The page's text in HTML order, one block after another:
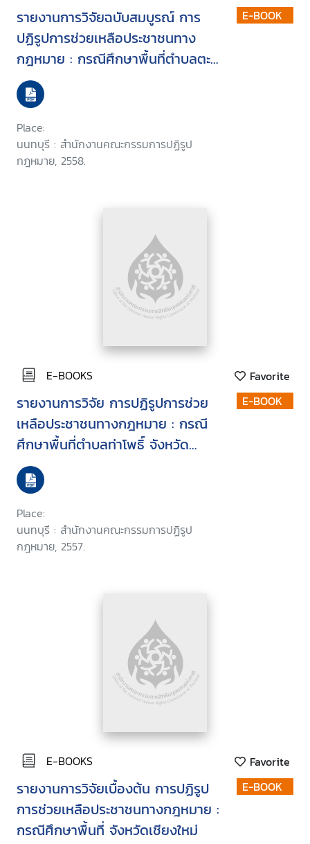
รายงานการวิจัยฉบับสมบูรณ์ การ
ปฏิรูปการช่วยเหลือประชาชนทาง
กฎหมาย : กรณีศึกษาพื้นที่ตำบลตะ
เสะ จังหวัดตรัง
Place:
นนทบุรี : สำนักงานคณะกรรมการปฏิรูป
กฎหมาย, 2558.
E-BOOK
E-BOOKS Favorite
รายงานการวิจัย การปฏิรูปการช่วย
เหลือประชาชนทางกฎหมาย : กรณี
ศึกษาพื้นที่ตำบลท่าโพธิ์ จังหวัด
พิษณุโลก และตำบลเข็กน้อย จังหวัด
เพชรบูรณ์
Place:
นนทบุรี : สำนักงานคณะกรรมการปฏิรูป
กฎหมาย, 2557.
E-BOOK
E-BOOKS Favorite
รายงานการวิจัยเบื้องต้น การปฏิรูป
การช่วยเหลือประชาชนทางกฎหมาย :
กรณีศึกษาพื้นที่ จังหวัดเชียงใหม่
E-BOOK